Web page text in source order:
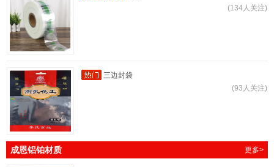
(134人关注)
三边封袋
(93人关注)
更多>
成恩铝铂材质